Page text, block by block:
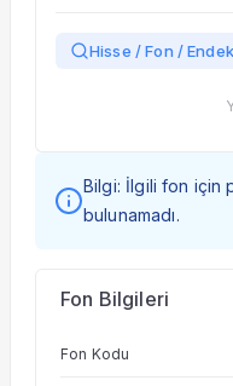
Hisse / Fon /
Bilgi: İlgili fon için
bulunamadı.
Fon Bilgileri
Fon Kodu